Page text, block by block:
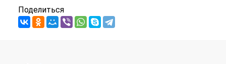
Поделиться